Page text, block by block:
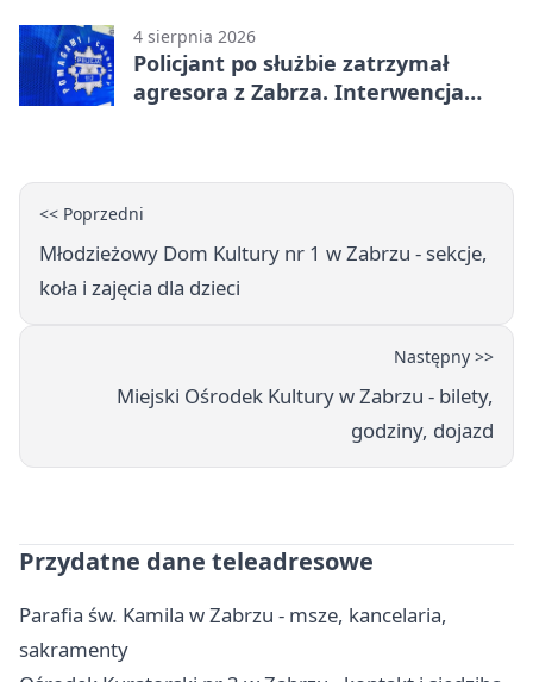
4 sierpnia 2026
Policjant po służbie zatrzymał
agresora z Zabrza. Interwencja
<< Poprzedni
Młodzieżowy Dom Kultury nr 1 w Zabrzu - sekcje,
koła i zajęcia dla dzieci
Następny >>
Miejski Ośrodek Kultury w Zabrzu - bilety,
godziny, dojazd
Przydatne dane teleadresowe
Parafia św. Kamila w Zabrzu - msze, kancelaria,
sakramenty